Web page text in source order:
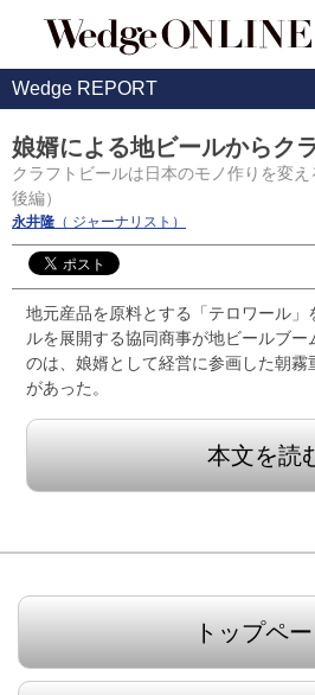
Wedge REPORT
娘婿による地ビールからク
クラフトビールは日本のモノ作りを変
後編）
永井隆 （ ジャーナリスト）
地元産品を原料とする「テロワール」
ルを展開する協同商事が地ビールブー
のは、娘婿として経営に参画した朝霧
があった。
本文を読
トップペ